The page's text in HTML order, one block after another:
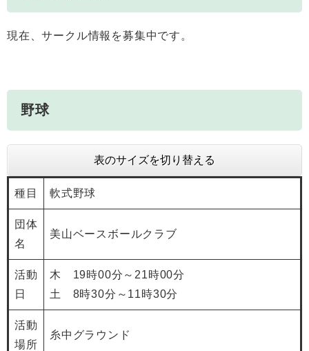
現在、サークル情報を募集中です。
野球
表のサイズを切り替える
種目 軟式野球
団体
名
美山ベースボールクラブ
活動
日
木 19時00分～21時00分
土 8時30分～11時30分
活動
場所
糸中グラウンド